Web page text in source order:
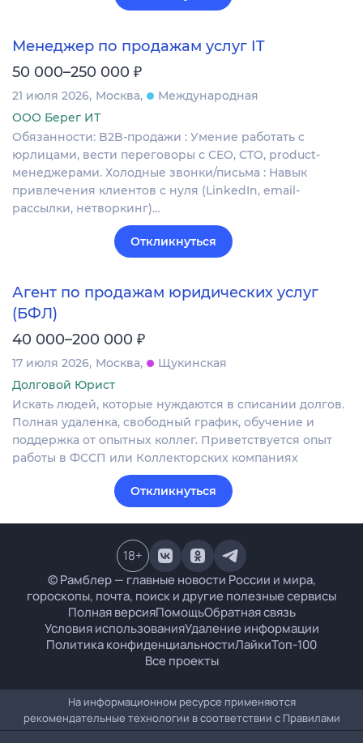
Менеджер по продажам услуг IT
50 000–250 000 ₽
21 июля 2026 Москва
Международная
ООО Берег ИТ
Обязанности: B2B-продажи : Умение работать с
юрлицами, вести переговоры с CEO, CTO, product-
менеджерами. Холодные звонки/письма : Навык
привлечения клиентов с нуля (LinkedIn, email-
рассылки, нетворкинг)…
Откликнуться
Агент по продажам юридических услуг
(БФЛ)
40 000–200 000 ₽
17 июля 2026 Москва
Щукинская
Долговой Юрист
Искать людей, которые нуждаются в списании долгов.
Полная удаленка, свободный график, обучение и
поддержка от опытных коллег. Приветствуется опыт
работы в ФССП или Коллекторских компаниях
Откликнуться
© Рамблер — главные новости России и мира,
гороскопы, почта, поиск и другие полезные сервисы
Полная версияПомощьОбратная связь
Условия использованияУдаление информации
Политика конфиденциальностиЛайкиТоп-100
Все проекты
18+
На информационном ресурсе применяются
рекомендательные технологии в соответствии с Правилами